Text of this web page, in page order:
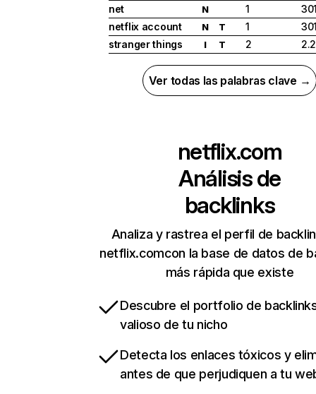
net
N 1
netflix account
N T 1
stranger things
I T 2
Ver todas las palabras clave →
netflix.com
Análisis de
backlinks
Analiza y rastrea el perfil de
netflix.comcon la base de datos de
más rápida que existe
Descubre el portfolio de
valioso de tu nicho
Detecta los enlaces tóxicos y
antes de que perjudiquen a tu